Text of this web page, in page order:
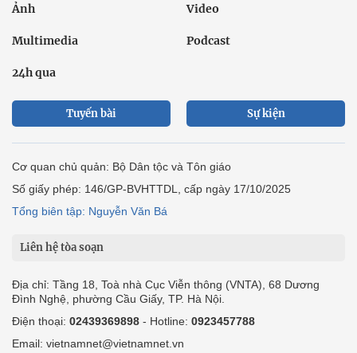
Ảnh Video
Multimedia Podcast
24h qua
Tuyến bài Sự kiện
Cơ quan chủ quản: Bộ Dân tộc và Tôn giáo
Số giấy phép: 146/GP-BVHTTDL, cấp ngày 17/10/2025
Tổng biên tập: Nguyễn Văn Bá
Liên hệ tòa soạn
Địa chỉ: Tầng 18, Toà nhà Cục Viễn thông (VNTA), 68 Dương
Đình Nghệ, phường Cầu Giấy, TP. Hà Nội.
Điện thoại: 02439369898 - Hotline: 0923457788
Email: vietnamnet@vietnamnet.vn